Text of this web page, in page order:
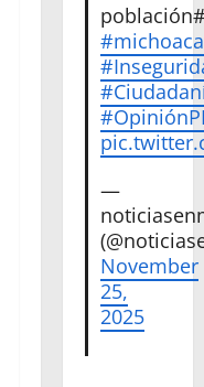
—
November
25,
2025